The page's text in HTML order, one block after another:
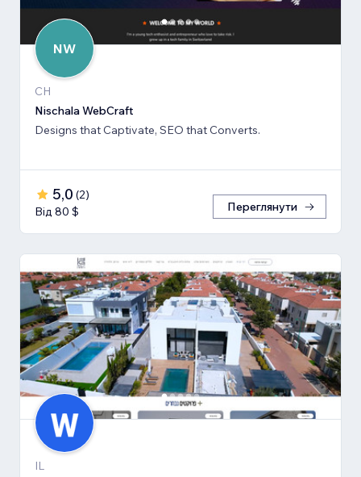
NW
CH
Nischala WebCraft
Designs that Captivate, SEO that Converts.
5,0 (2)
Від 80 $
Переглянути
IL